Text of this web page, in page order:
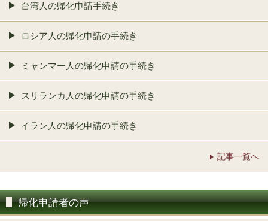
台湾人の帰化申請手続き
ロシア人の帰化申請の手続き
ミャンマー人の帰化申請の手続き
スリランカ人の帰化申請の手続き
イラン人の帰化申請の手続き
記事一覧へ
帰化申請者の声